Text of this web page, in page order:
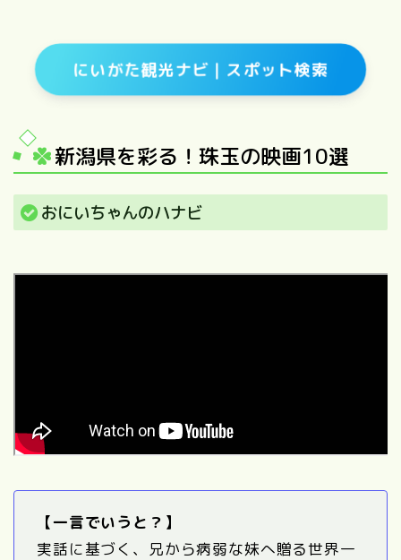
にいがた観光ナビ｜スポット検索
新潟県を彩る！珠玉の映画10選
おにいちゃんのハナビ
【一言でいうと？】
実話に基づく、兄から病弱な妹へ贈る世界一